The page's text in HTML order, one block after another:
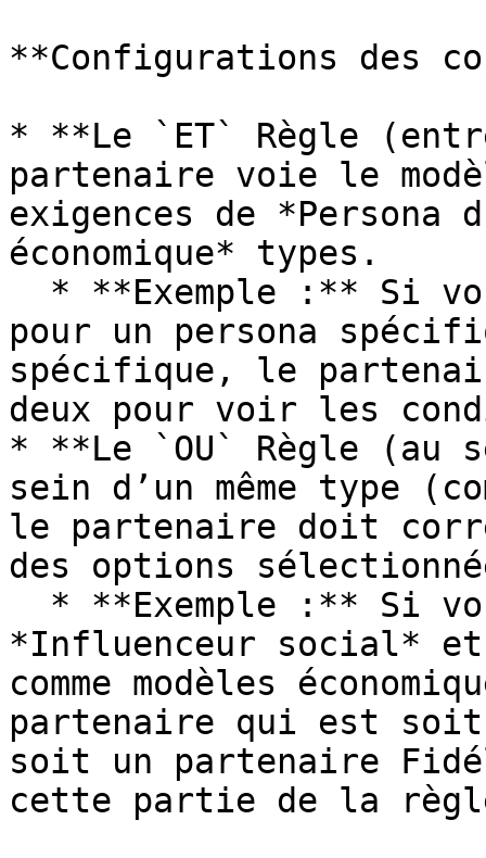
**Configurations des
* **Le `ET` Règle
partenaire voie le
exigences de *Persona
économique* types.
pour un persona
spécifique, le
deux pour voir les
* **Le `OU` Règle (au
sein d’un même type
le partenaire doit
des options
*Influenceur social* et
comme modèles
partenaire qui est
soit un partenaire
cette partie de la